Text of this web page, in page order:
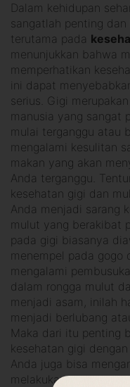
Dalam kehidupan
sangatlah penting
terutama pada
menunjukkan bahwa
memperhatikan
ini dapat
serius. Gigi
manusia yang sangat
mulai terganggu atau
mengalami kesulitan
makan yang akan
Anda terganggu.
kesehatan gigi dan
Anda menjadi sarang
mulut yang berakibat
pada gigi biasanya
menempel pada gogo
mengalami
dalam rongga mulut
menjadi asam, inilah
menjadi berlubang
Maka dari itu penting
kesehatan gigi
Anda juga bisa
melakukan